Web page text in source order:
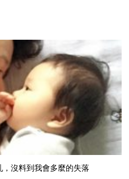
沒料到我會多麼的失落